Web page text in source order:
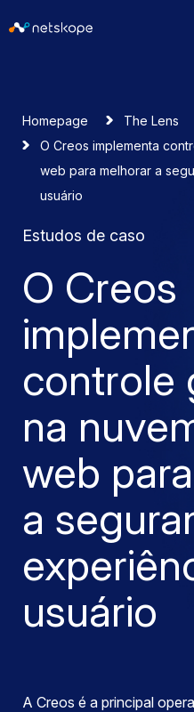
Homepage The Lens
O Creos implementa
web para melhorar a
usuário
Estudos de caso
O Creos
controle
na
web
a
usuário
A Creos é a principal